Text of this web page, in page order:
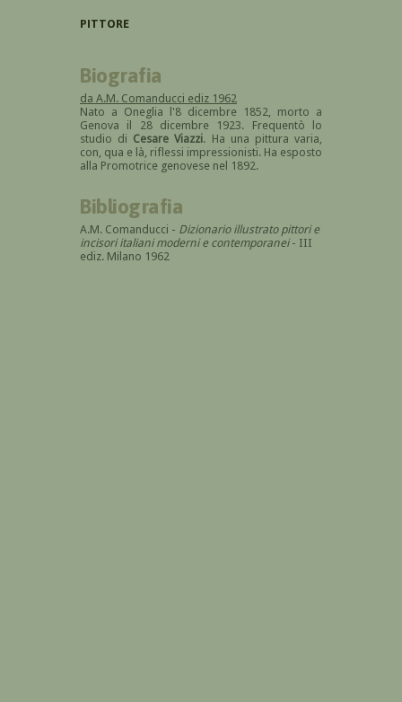
PITTORE
Biografia
da A.M. Comanducci ediz 1962
Nato a Oneglia l'8 dicembre 1852, morto a
Genova il 28 dicembre 1923. Frequentò lo
studio di Cesare Viazzi. Ha una pittura varia,
con, qua e là, riflessi impressionisti. Ha esposto
alla Promotrice genovese nel 1892.
Bibliografia
A.M. Comanducci - Dizionario illustrato pittori e
incisori italiani moderni e contemporanei- III
ediz. Milano 1962